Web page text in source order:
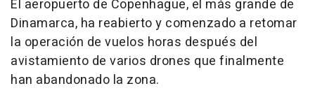
El aeropuerto de Copenhague, el más grande de
Dinamarca, ha reabierto y comenzado a retomar
la operación de vuelos horas después del
avistamiento de varios drones que finalmente
han abandonado la zona.